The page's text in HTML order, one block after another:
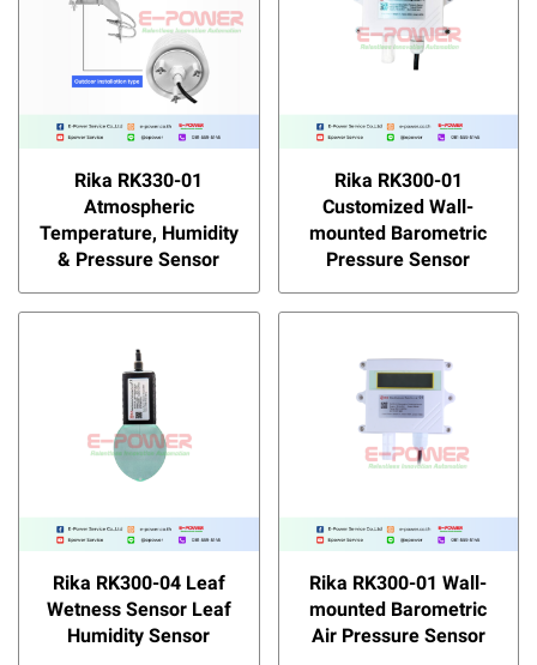
Rika RK330-01
Atmospheric
Temperature, Humidity
& Pressure Sensor
Rika RK300-01
Customized Wall-
mounted Barometric
Pressure Sensor
Rika RK300-04 Leaf
Wetness Sensor Leaf
Humidity Sensor
Rika RK300-01 Wall-
mounted Barometric
Air Pressure Sensor